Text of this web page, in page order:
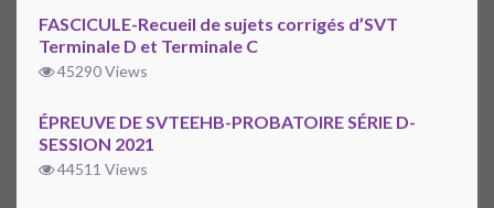
FASCICULE-Recueil de sujets corrigés d’SVT
Terminale D et Terminale C
45290 Views
ÉPREUVE DE SVTEEHB-PROBATOIRE SÉRIE D-
SESSION 2021
44511 Views